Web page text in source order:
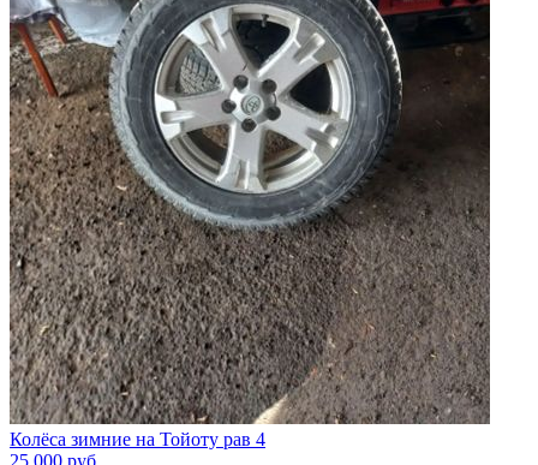
Колёса зимние на Тойоту рав 4
25 000 руб.